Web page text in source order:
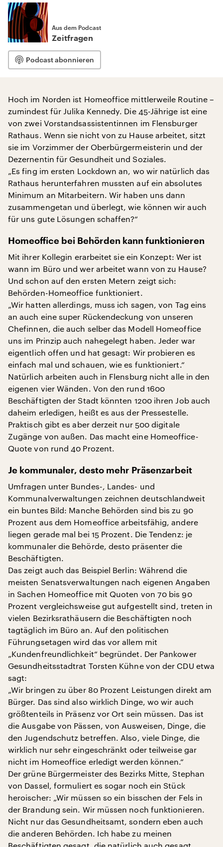
Aus dem Podcast
Zeitfragen
Podcast abonnieren
Hoch im Norden ist Homeoffice mittlerweile Routine –
zumindest für Julika Kennedy. Die 45-Jährige ist eine
von zwei Vorstandsassistentinnen im Flensburger
Rathaus. Wenn sie nicht von zu Hause arbeitet, sitzt
sie im Vorzimmer der Oberbürgermeisterin und der
Dezernentin für Gesundheit und Soziales.
„Es fing im ersten Lockdown an, wo wir natürlich das
Rathaus herunterfahren mussten auf ein absolutes
Minimum an Mitarbeitern. Wir haben uns dann
zusammengetan und überlegt, wie können wir auch
für uns gute Lösungen schaffen?“
Homeoffice bei Behörden kann funktionieren
Mit ihrer Kollegin erarbeitet sie ein Konzept: Wer ist
wann im Büro und wer arbeitet wann von zu Hause?
Und schon auf den ersten Metern zeigt sich:
Behörden-Homeoffice funktioniert.
„Wir hatten allerdings, muss ich sagen, von Tag eins
an auch eine super Rückendeckung von unseren
Chefinnen, die auch selber das Modell Homeoffice
uns im Prinzip auch nahegelegt haben. Jeder war
eigentlich offen und hat gesagt: Wir probieren es
einfach mal und schauen, wie es funktioniert.“
Natürlich arbeiten auch in Flensburg nicht alle in den
eigenen vier Wänden. Von den rund 1600
Beschäftigten der Stadt könnten 1200 ihren Job auch
daheim erledigen, heißt es aus der Pressestelle.
Praktisch gibt es aber derzeit nur 500 digitale
Zugänge von außen. Das macht eine Homeoffice-
Quote von rund 40 Prozent.
Je kommunaler, desto mehr Präsenzarbeit
Umfragen unter Bundes-, Landes- und
Kommunalverwaltungen zeichnen deutschlandweit
ein buntes Bild: Manche Behörden sind bis zu 90
Prozent aus dem Homeoffice arbeitsfähig, andere
liegen gerade mal bei 15 Prozent. Die Tendenz: je
kommunaler die Behörde, desto präsenter die
Beschäftigten.
Das zeigt auch das Beispiel Berlin: Während die
meisten Senatsverwaltungen nach eigenen Angaben
in Sachen Homeoffice mit Quoten von 70 bis 90
Prozent vergleichsweise gut aufgestellt sind, treten in
vielen Bezirksrathäusern die Beschäftigten noch
tagtäglich im Büro an. Auf den politischen
Führungsetagen wird das vor allem mit
„Kundenfreundlichkeit“ begründet. Der Pankower
Gesundheitsstadtrat Torsten Kühne von der CDU etwa
sagt:
„Wir bringen zu über 80 Prozent Leistungen direkt am
Bürger. Das sind also wirklich Dinge, wo wir auch
größtenteils in Präsenz vor Ort sein müssen. Das ist
die Ausgabe von Pässen, von Ausweisen, Dinge, die
den Jugendschutz betreffen. Also, viele Dinge, die
wirklich nur sehr eingeschränkt oder teilweise gar
nicht im Homeoffice erledigt werden können.“
Der grüne Bürgermeister des Bezirks Mitte, Stephan
von Dassel, formuliert es sogar noch ein Stück
heroischer: „Wir müssen so ein bisschen der Fels in
der Brandung sein. Wir müssen noch funktionieren.
Nicht nur das Gesundheitsamt, sondern eben auch
die anderen Behörden. Ich habe zu meinen